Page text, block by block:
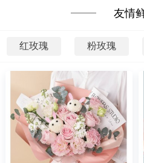
友情
红玫瑰 粉玫瑰